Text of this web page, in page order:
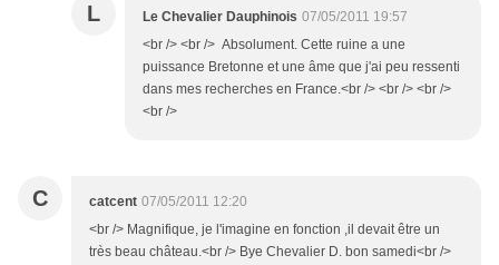
L Le Chevalier Dauphinois 07/05/2011 19:57
<br /> <br /> Absolument. Cette ruine a une
puissance Bretonne et une âme que j'ai peu ressenti
dans mes recherches en France.<br /> <br /> <br />
<br />
C catcent 07/05/2011 12:20
<br /> Magnifique, je l'imagine en fonction ,il devait être un
très beau château.<br /> Bye Chevalier D. bon samedi<br />